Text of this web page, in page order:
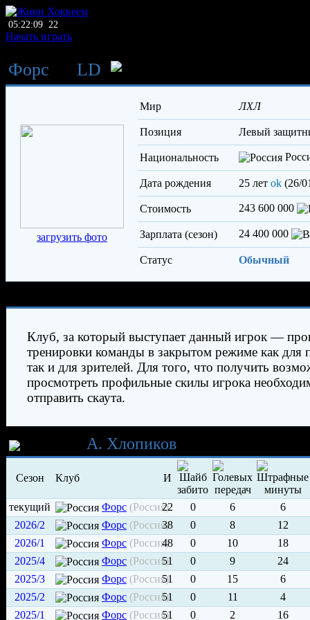
05:22:09 22
Начать играть
Форс LD
загрузить фото
Мир ЛХЛ
Позиция левый
Национальность
Дата рождения 25 лет ok (26/
Стоимость 243 600 000
Зарплата (сезон) 24 400 000
Статус Обычный
Клуб, за который выступает данный игрок —
тренировки команды в закрытом режиме как для
так и для зрителей. Для того, что получить
просмотреть профильные скилы игрока
отправить скаута.
А. Хлопиков
Сезон Клуб И
текущий Форс (Россия)
22 0 6
6
2026/2
Форс (Россия)38 0 8
12
2026/1
Форс (Россия)48 0 10
18
2025/4
Форс (Россия)
51 0 9
24
2025/3
Форс (Россия)
51 0 15
6
2025/2
Форс (Россия)
51 0 11
4
2025/1
Форс (Россия)
51 0 2 16